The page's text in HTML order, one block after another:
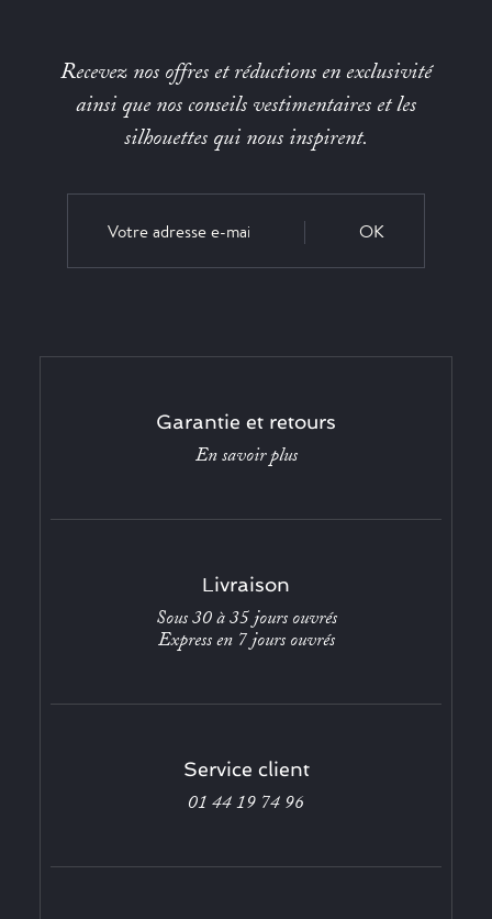
Recevez nos offres et réductions en exclusivité
ainsi que nos conseils vestimentaires et les
silhouettes qui nous inspirent.
OK
Garantie et retours
En savoir plus
Livraison
Sous 30 à 35 jours ouvrés
Express en 7 jours ouvrés
Service client
01 44 19 74 96